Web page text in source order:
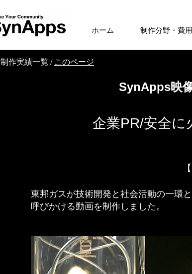
ホーム 制作分野・費用
制作実績一覧 / このページ
SynApps映
企業PR/安全に
東邦ガスが技術開発と社会活動の一環
呼びかける動画を制作しました。